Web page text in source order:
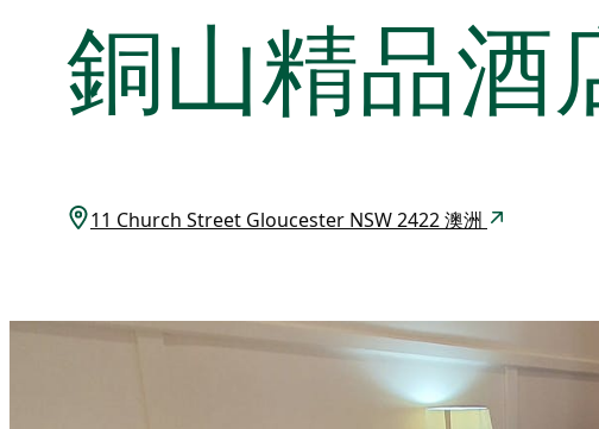
銅山精品酒
11 Church Street Gloucester NSW 2422 澳洲